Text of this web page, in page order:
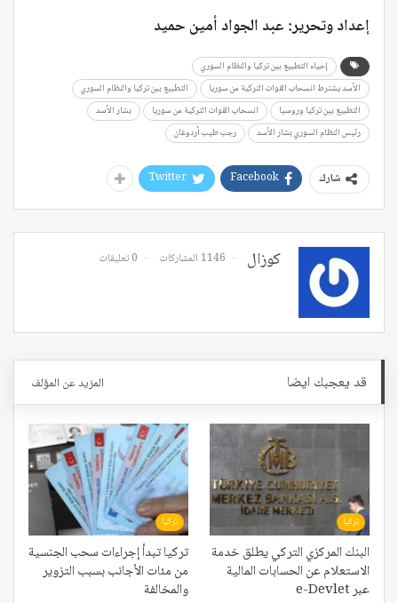
إعداد وتحرير: عبد الجواد أمين حميد
إحياء التطبيع بين تركيا والنظام السوري
الأسد يشترط انسحاب القوات التركية من سوريا
التطبيع بين تركيا والنظام السوري
التطبيع بين تركيا وروسيا
انسحاب القوات التركية من سوريا
بشار الأسد
رئيس النظام السوري بشار الأسد
رجب طيب أردوغان
شارك Facebook
Twitter
كوزال 1146 المشاركات 0 تعليقات
قد يعجبك ايضا المزيد عن المؤلف
تركيا
البنك المركزي التركي يطلق خدمة
الاستعلام عن الحسابات المالية
عبر e-Devlet
تركيا
تركيا تبدأ إجراءات سحب الجنسية
من مئات الأجانب بسبب التزوير
والمخالفة